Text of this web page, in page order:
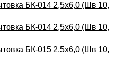
БК-014 2,5х6,0 (Шв 10,
БК-014 2,5х6,0 (Шв 10,
БК-015 2,5х6,0 (Шв 10,